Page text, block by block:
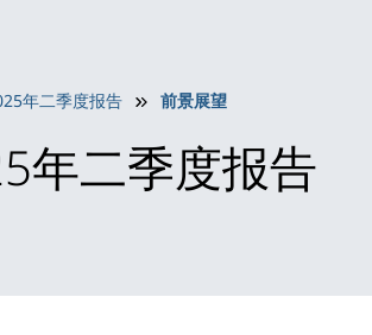
年二季度报告 前景展望
年二季度报告